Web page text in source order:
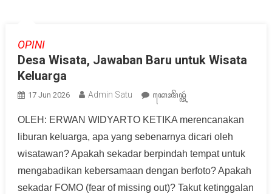
OPINI
Desa Wisata, Jawaban Baru untuk Wisata
Keluarga
17 Jun 2026 Admin Satu ꦏꦺꦴꦩꦼꦤ꧀ꦠꦂ
OLEH: ERWAN WIDYARTO KETIKA merencanakan
liburan keluarga, apa yang sebenarnya dicari oleh
wisatawan? Apakah sekadar berpindah tempat untuk
mengabadikan kebersamaan dengan berfoto? Apakah
sekadar FOMO (fear of missing out)? Takut ketinggalan